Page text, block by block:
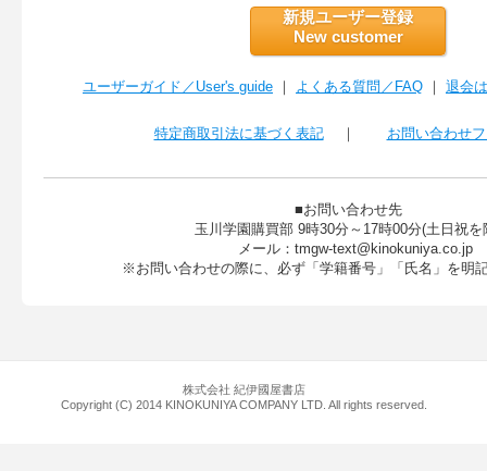
新規ユーザー登録
New customer
ユーザーガイド／User's guide ｜ よくある質問／FAQ ｜ 退会
特定商取引法に基づく表記 ｜ お問い合わせ
■お問い合わせ先
玉川学園購買部 9時30分～17時00分(土日祝を
メール：tmgw-text@kinokuniya.co.jp
株式会社 紀伊國屋書店
Copyright (C) 2014 KINOKUNIYA COMPANY LTD. All rights reserved.